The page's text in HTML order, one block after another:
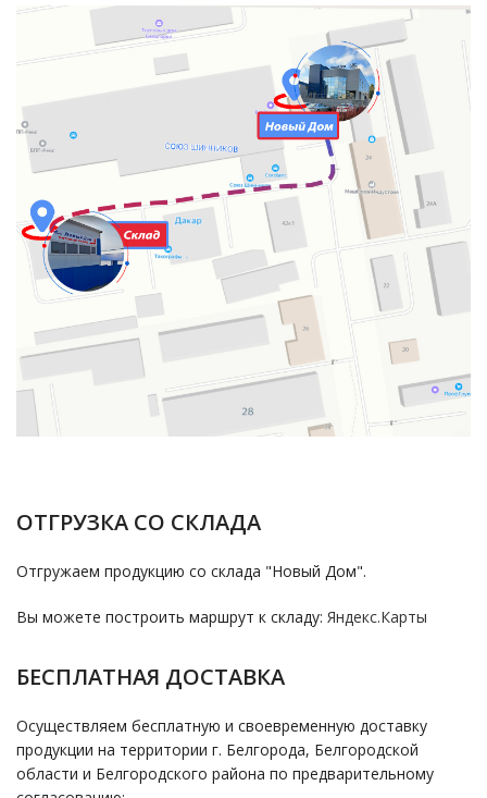
ОТГРУЗКА СО СКЛАДА
Отгружаем продукцию со склада "Новый Дом".
Вы можете построить маршрут к складу: Яндекс.Карты
БЕСПЛАТНАЯ ДОСТАВКА
Осуществляем бесплатную и своевременную доставку
продукции на территории г. Белгорода, Белгородской
области и Белгородского района по предварительному